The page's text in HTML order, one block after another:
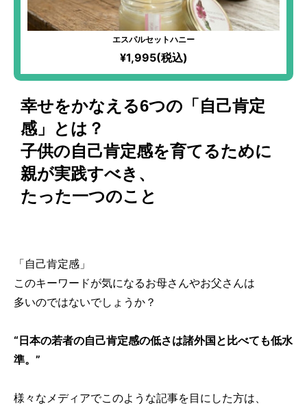
エスパルセットハニー
¥1,995(税込)
幸せをかなえる6つの「自己肯定
感」とは？
子供の自己肯定感を育てるために
親が実践すべき、
たった一つのこと
「自己肯定感」
このキーワードが気になるお母さんやお父さんは
多いのではないでしょうか？
“日本の若者の自己肯定感の低さは諸外国と比べても低水
準。”
様々なメディアでこのような記事を目にした方は、